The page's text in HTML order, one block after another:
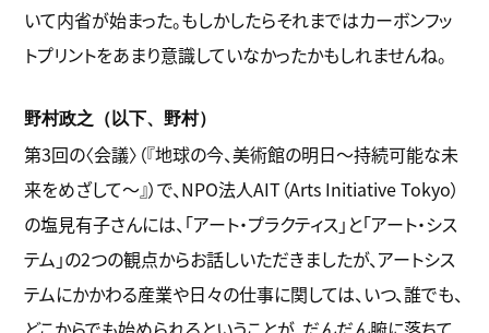
いて内省が始まった。もしかしたらそれまではカーボンフッ
トプリントをあまり意識していなかったかもしれませんね。
野村政之（以下、野村）
第3回の〈会議〉（『地球の今、美術館の明日～持続可能な未
来をめざして～』）で、NPO法人AIT（Arts Initiative Tokyo）
の塩見有子さんには、「アート・プラクティス」と「アート・シス
テム」の2つの観点からお話しいただきましたが、アートシス
テムにかかわる産業や日々の仕事に関しては、いつ、誰でも、